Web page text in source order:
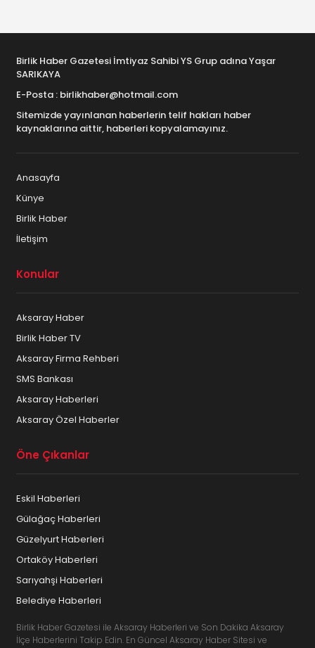
Birlik Haber Gazetesi İmtiyaz Sahibi YS Grup adına Yaşar
SARIKAYA
E-Posta : birlikhaber@hotmail.com
Sitemizde yayınlanan haberlerin telif hakları haber
kaynaklarına aittir, haberleri kopyalamayınız.
Anasayfa
Künye
Birlik Haber
İletişim
Konular
Aksaray Haber
Birlik Haber TV
Aksaray Firma Rehberi
SMS Bankası
Aksaray Haberleri
Aksaray Özel Haberler
Öne Çıkanlar
Eskil Haberleri
Gülağaç Haberleri
Güzelyurt Haberleri
Ortaköy Haberleri
Sarıyahşi Haberleri
Belediye Haberleri
Birlik Haber Gazetesi ile Aksaray Haberleri ve Son Dakika Aksaray
İlçe Haberlerini Takip Edin. En Güncel Aksaray Haber Sitesi ve